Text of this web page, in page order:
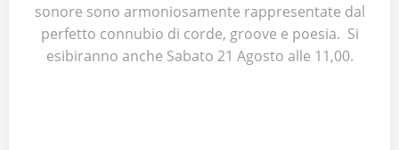
sonore sono armoniosamente rappresentate dal
perfetto connubio di corde, groove e poesia. Si
esibiranno anche Sabato 21 Agosto alle 11,00.